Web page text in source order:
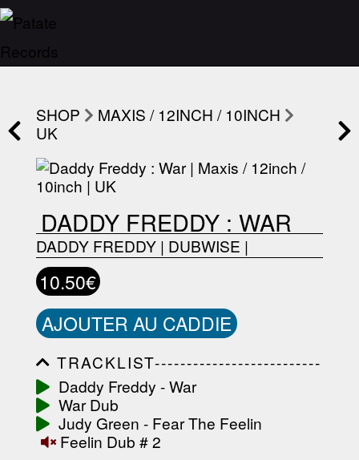
SHOP
MAXIS / 12INCH / 10INCH
UK
DADDY FREDDY : WAR
DADDY FREDDY| DUBWISE |
10.50€
AJOUTER AU CADDIE
TRACKLIST--------------------------
-----------------------------------------
-----------------------------------------
-----------------------------------------
-----------------------------------------
-------------------
Daddy Freddy - War
War Dub
Judy Green - Fear The Feelin
Feelin Dub # 2